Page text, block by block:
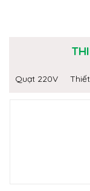
Quạt 220V